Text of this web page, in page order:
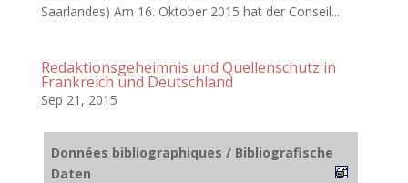
Saarlandes) Am 16. Oktober 2015 hat der Conseil...
Redaktions­geheimnis und Quellenschutz in
Frankreich und Deutschland
Sep 21, 2015
Données bibliographiques / Bibliografische
Daten